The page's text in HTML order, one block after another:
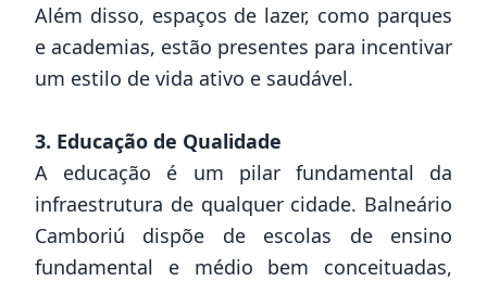
Além disso, espaços de lazer, como parques
e academias, estão presentes para incentivar
um estilo de vida ativo e saudável.
3. Educação de Qualidade
A educação é um pilar fundamental da
infraestrutura de qualquer cidade. Balneário
Camboriú dispõe de escolas de ensino
fundamental e médio bem conceituadas,